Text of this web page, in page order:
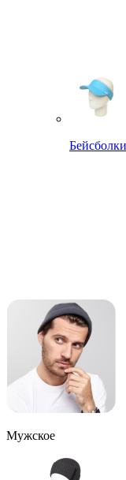
Бейсболки
Мужское